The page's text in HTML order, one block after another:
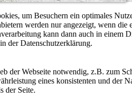
um Besuchern ein optimales
werden nur angezeigt, wenn die
kann dann auch in einem
der Datenschutzerklärung.
der Webseite notwendig, z.B. zum
eines konsistenten und der
der Seite.